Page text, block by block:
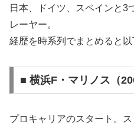
日本、ドイツ、スペインと3
レーヤー。
経歴を時系列でまとめると以
■ 横浜F・マリノス（
プロキャリアのスタート。